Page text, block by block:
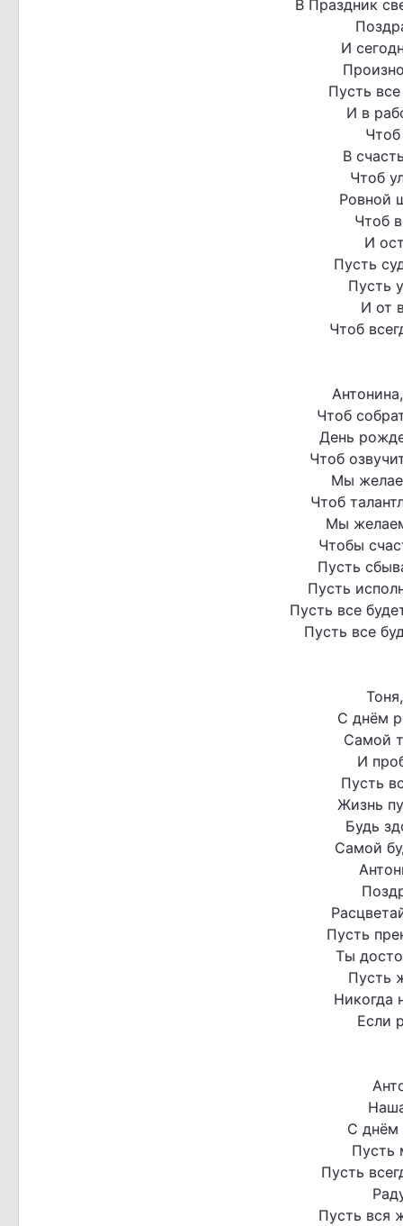
В Праздник
И
Пусть
И в
В
Чтоб
Ровной
Чтоб
И
Пусть
Пусть
И от
Чтоб
Чтоб
День
Чтоб
Мы
Чтоб
Мы
Чтобы
Пусть
Пусть
Пусть все
Пусть все
С днём
Самой
И
Пусть
Жизнь
Будь
Самой
Пусть
Ты
Пусть
Никогда
Если
С днём
Пусть
Пусть
Пусть вся